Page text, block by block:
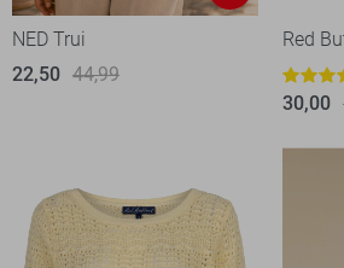
NED Trui
22,50 44,99
Red
30,00